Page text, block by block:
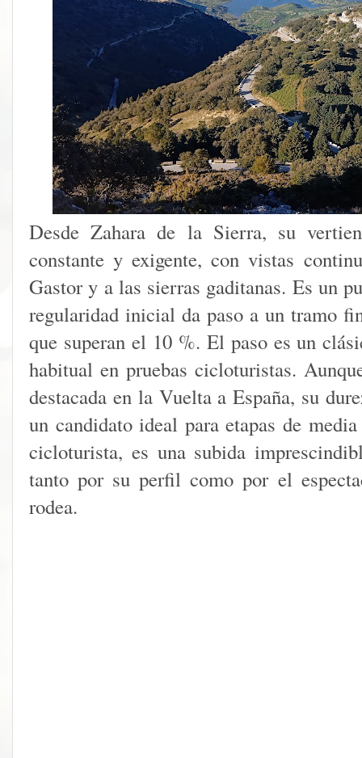
Desde Zahara de la Sierra, su
constante y exigente, con vistas
Gastor y a las sierras gaditanas. Es un
regularidad inicial da paso a un tramo
que superan el 10 %. El paso es un
habitual en pruebas cicloturistas.
destacada en la Vuelta a España, su
un candidato ideal para etapas de
cicloturista, es una subida
tanto por su perfil como por el
rodea.